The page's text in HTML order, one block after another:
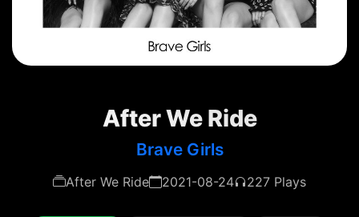
After We Ride
Brave Girls
After We Ride 2021-08-24 227 Plays